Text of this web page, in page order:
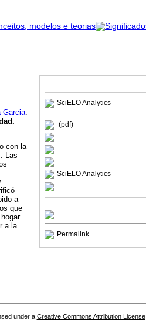
SciELO Analytics
(pdf)
SciELO Analytics
Permalink
Garcia
.
con la
Las
a
que
a la
under a Creative Commons Attribution License